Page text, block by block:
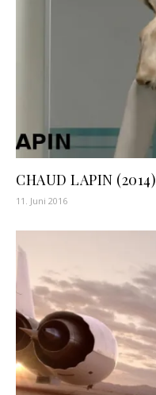
CHAUD LAPIN (2014)
11. Juni 2016